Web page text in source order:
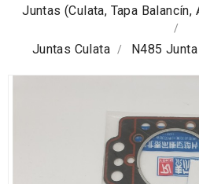
Juntas (Culata, Tapa Balancín,
Juntas Culata N485